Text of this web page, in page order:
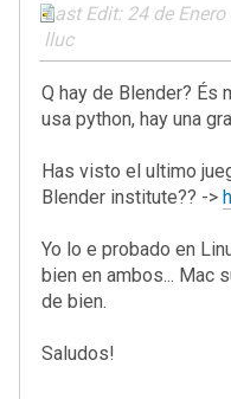
Last Edit: 24 de
lluc
Q hay de Blender? És
usa python, hay una
Has visto el ultimo
Blender institute?? ->
Yo lo e probado en
bien en ambos... Mac
de bien.
Saludos!